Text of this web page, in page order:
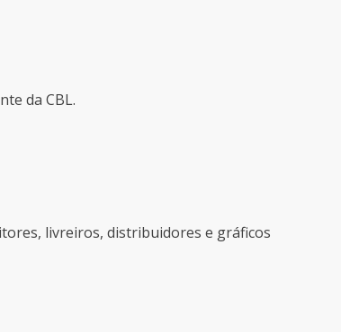
da CBL.
livreiros, distribuidores e gráficos